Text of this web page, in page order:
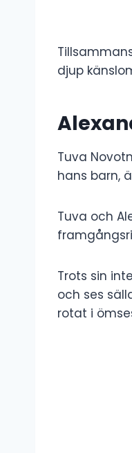
djup
Tuva
hans barn,
Tuva och
Trots sin
och ses
rotat i